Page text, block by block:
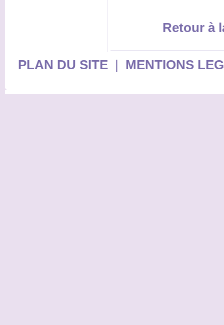
Retour à
PLAN DU SITE| MENTIONS